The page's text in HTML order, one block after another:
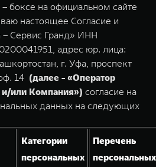
TANK 700
Сила признания
от 10 199 000 ₽
боксе на официальном сайте
настоящее Согласие и
Сервис Гранд» ИНН
адрес юр. лица:
г. Уфа, проспект
14 (далее - «Оператор
или Компания») согласие на
данных на следующих
Категории
персональных
Перечень
персональных